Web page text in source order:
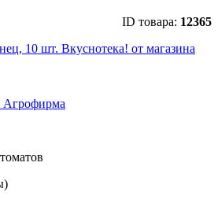
ID товара: 12365
Агрофирма